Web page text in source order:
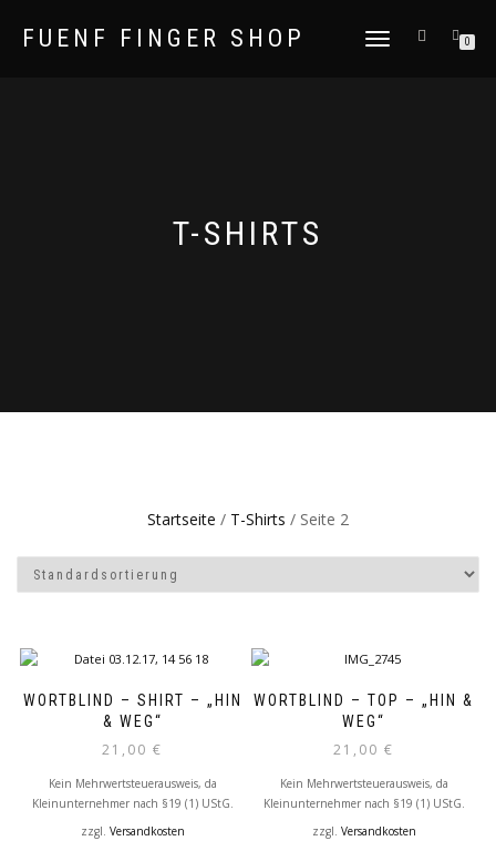
FUENF FINGER SHOP
NAVIGATION
0
T-SHIRTS
Startseite / T-Shirts / Seite 2
WORTBLIND – SHIRT – „HIN
& WEG“
21,00 €
Kein Mehrwertsteuerausweis, da
Kleinunternehmer nach §19 (1) UStG.
zzgl. Versandkosten
WORTBLIND – TOP – „HIN &
WEG“
21,00 €
Kein Mehrwertsteuerausweis, da
Kleinunternehmer nach §19 (1) UStG.
zzgl. Versandkosten